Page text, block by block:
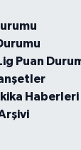
Puan
Haberleri